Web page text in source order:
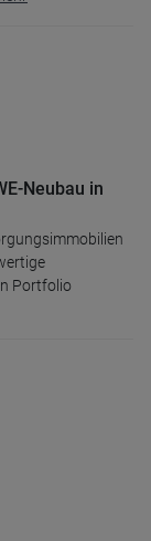
Neubau in
Portfolio